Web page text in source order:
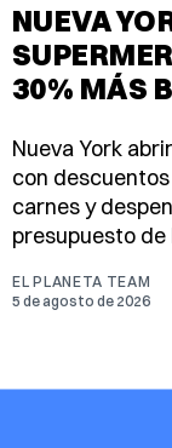
NUEVA
30% MÁS
Nueva York
con
carnes y
presupuesto de
EL PLANETA TEAM
5 de agosto de 2026